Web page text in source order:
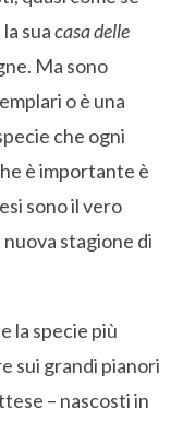
suacasa delle
Ma sono
o è una
che ogni
è importante è
sono il vero
stagione di
la specie più
sui grandi pianori
– nascosti in